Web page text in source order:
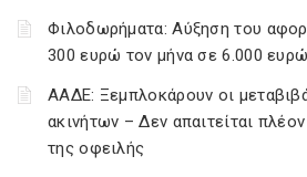
Φιλοδωρήματα: Αύξηση του
300 ευρώ τον μήνα σε 6.000
ΑΑΔΕ: Ξεμπλοκάρουν οι
ακινήτων – Δεν απαιτείται
της οφειλής